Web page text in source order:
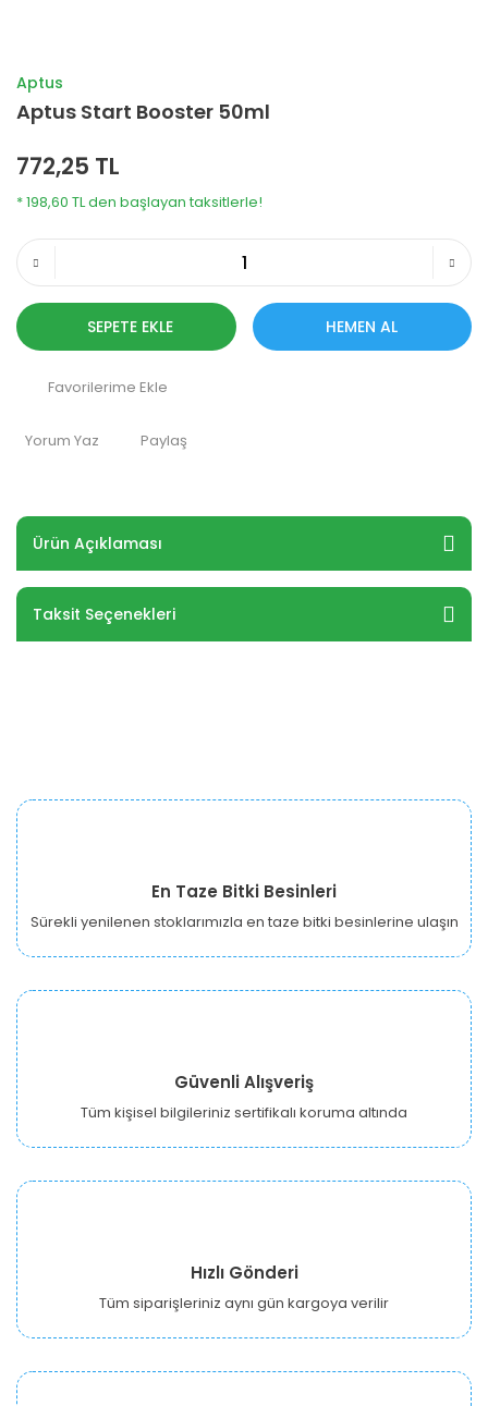
Aptus
Aptus Start Booster 50ml
772,25 TL
* 198,60 TL den başlayan taksitlerle!
SEPETE EKLE HEMEN AL
Yorum Yaz Paylaş
Ürün Açıklaması
Taksit Seçenekleri
En Taze Bitki Besinleri
Sürekli yenilenen stoklarımızla en taze bitki besinlerine ulaşın
Güvenli Alışveriş
Tüm kişisel bilgileriniz sertifikalı koruma altında
Hızlı Gönderi
Tüm siparişleriniz aynı gün kargoya verilir